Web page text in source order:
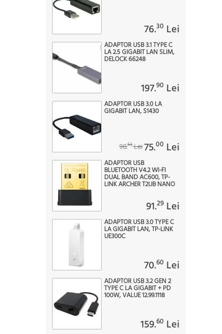
76.30 Lei
ADAPTOR USB 3.1 TYPE C
LA 2.5 GIGABIT LAN SLIM,
DELOCK 66248
197.90 Lei
ADAPTOR USB 3.0 LA
GIGABIT LAN, S1430
98.63Lei75.00 Lei
ADAPTOR USB
BLUETOOTH V4.2 WI-FI
DUAL BAND AC600, TP-
LINK ARCHER T2UB NANO
91.29 Lei
ADAPTOR USB 3.0 TYPE C
LA GIGABIT LAN, TP-LINK
UE300C
70.60 Lei
ADAPTOR USB 3.2 GEN 2
TYPE C LA GIGABIT + PD
100W, VALUE 12.99.1118
159.60 Lei